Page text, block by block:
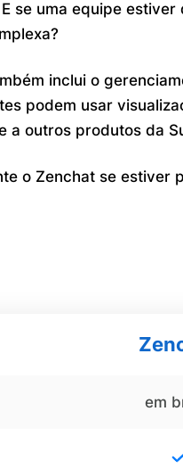
se uma equipe
inclui o
podem usar
a outros produtos da
o Zenchat se estiver
em